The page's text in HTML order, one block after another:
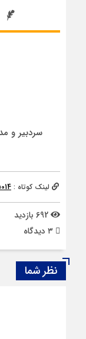
سردبیر و
لینک کوتاه :
۳ دیدگاه
نظر شما